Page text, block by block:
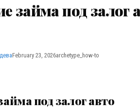
займа под залог
February 23, 2026archetype_how-to
под залог авто